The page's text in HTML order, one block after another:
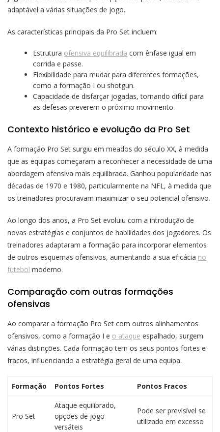
adaptável a várias situações de jogo.
As características principais da Pro Set incluem:
Estrutura ofensiva equilibrada com ênfase igual em
corrida e passe.
Flexibilidade para mudar para diferentes formações,
como a formação I ou shotgun.
Capacidade de disfarçar jogadas, tornando difícil para
as defesas preverem o próximo movimento.
Contexto histórico e evolução da Pro Set
A formação Pro Set surgiu em meados do século XX, à medida
que as equipas começaram a reconhecer a necessidade de uma
abordagem ofensiva mais equilibrada. Ganhou popularidade nas
décadas de 1970 e 1980, particularmente na NFL, à medida que
os treinadores procuravam maximizar o seu potencial ofensivo.
Ao longo dos anos, a Pro Set evoluiu com a introdução de
novas estratégias e conjuntos de habilidades dos jogadores. Os
treinadores adaptaram a formação para incorporar elementos
de outros esquemas ofensivos, aumentando a sua eficácia no
futebol moderno.
Comparação com outras formações
ofensivas
Ao comparar a formação Pro Set com outros alinhamentos
ofensivos, como a formação I e o ataque espalhado, surgem
várias distinções. Cada formação tem os seus pontos fortes e
fracos, influenciando a estratégia geral de uma equipa.
Formação Pontos Fortes Pontos Fracos
Pro Set
Ataque equilibrado,
opções de jogo
versáteis
Pode ser previsível se
utilizado em excesso